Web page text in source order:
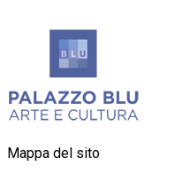
Mappa del sito